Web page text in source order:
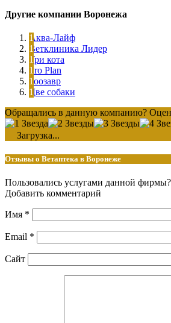
Другие компании Воронежа
Аква-Лайф
Ветклиника Лидер
Три кота
Pro Plan
Зоозавр
Две собаки
Обращались в данную компанию?
Загрузка...
Отзывы о Ветаптека в Воронеже
Пользовались услугами данной
Добавить комментарий
Имя *
Email *
Сайт